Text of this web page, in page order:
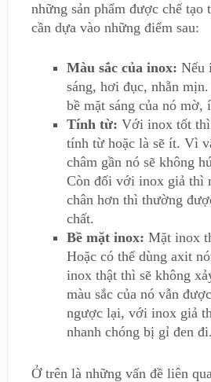
những sản phẩm được chế
cần dựa vào những điểm sau:
Màu sắc của inox: Nếu
sáng, hơi đục, nhẵn
bề mặt sáng của nó mờ,
Tính từ: Với inox tốt thì
tính từ hoặc là sẽ ít. Vì
châm gần nó sẽ không
Còn đối với inox giả thì
chân hơn thì thường
chất.
Bề mặt inox: Mặt inox
Hoặc có thể dùng axit
inox thật thì sẽ không
màu sắc của nó vẫn
ngược lại, với inox giả
nhanh chóng bị gỉ đen đi.
Ở trên là những vấn đề liên